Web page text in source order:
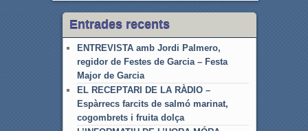
Entrades recents
ENTREVISTA amb Jordi Palmero,
regidor de Festes de Garcia – Festa
Major de Garcia
EL RECEPTARI DE LA RÀDIO –
Espàrrecs farcits de salmó marinat,
cogombrets i fruita dolça